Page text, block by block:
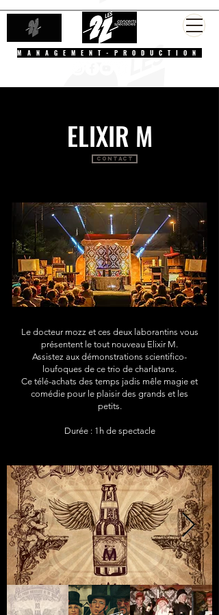
MANAGEMENT-PRODUCTION
ELIXIR M
Contact
Le docteur mozz et ces deux laborantins vous
présentent le tout nouveau Elixir M.
Assistez aux démonstrations scientifico-
loufoques de ce trio de charlatans.
Ce télé-achats des temps jadis mêle magie et
comédie pour le plaisir des grands et les
petits.
Durée : 1h de spectacle